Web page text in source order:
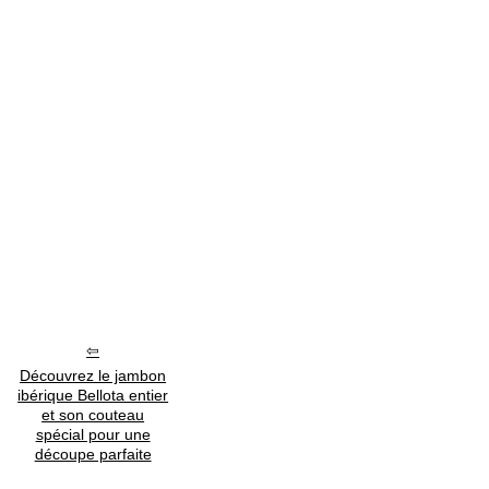
Découvrez le jambon
ibérique Bellota entier
et son couteau
spécial pour une
découpe parfaite